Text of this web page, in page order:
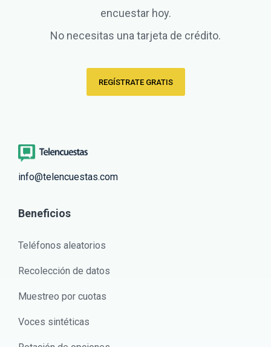
encuestar hoy.
No necesitas una tarjeta de crédito.
REGÍSTRATE GRATIS
info@telencuestas.com
Beneficios
Teléfonos aleatorios
Recolección de datos
Muestreo por cuotas
Voces sintéticas